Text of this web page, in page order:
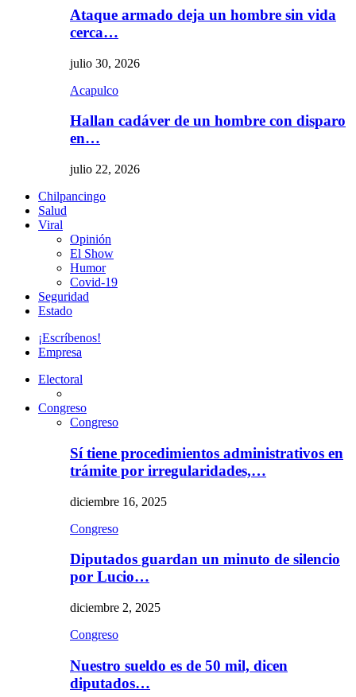
Ataque armado deja un hombre sin vida
cerca…
julio 30, 2026
Acapulco
Hallan cadáver de un hombre con disparo
en…
julio 22, 2026
Chilpancingo
Salud
Viral
Opinión
El Show
Humor
Covid-19
Seguridad
Estado
¡Escríbenos!
Empresa
Electoral
Congreso
Congreso
Sí tiene procedimientos administrativos en
trámite por irregularidades,…
diciembre 16, 2025
Congreso
Diputados guardan un minuto de silencio
por Lucio…
diciembre 2, 2025
Congreso
Nuestro sueldo es de 50 mil, dicen
diputados…